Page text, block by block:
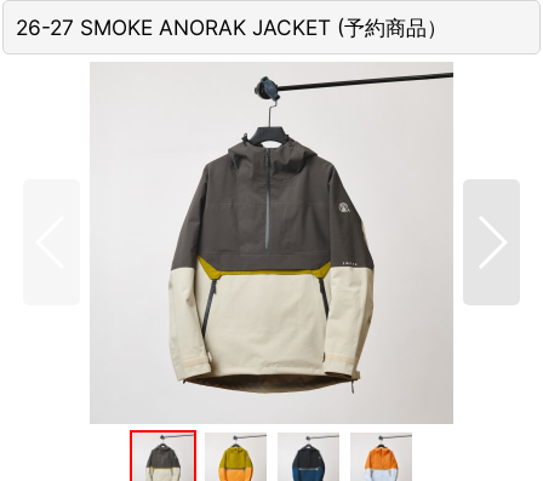
26-27 SMOKE ANORAK JACKET (予約商品）